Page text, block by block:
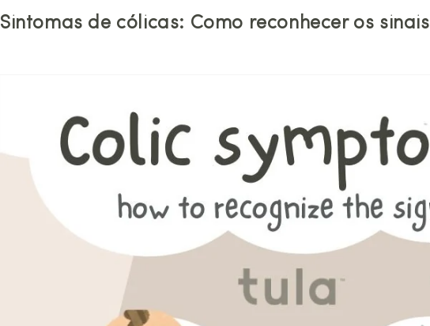
Sintomas de cólicas: Como reconhecer os sinais